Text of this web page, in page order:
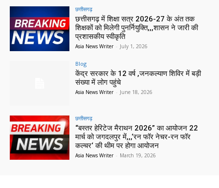
छत्तीसगढ़
छत्तीसगढ़ में शिक्षा सत्र 2026-27 के अंत तक
शिक्षकों को मिलेगी पुनर्नियुक्ति,,,शासन ने जारी की
प्रशासकीय स्वीकृति
Asia News Writer - July 1, 2026
Blog
केंद्र सरकार के 12 वर्ष ,जनकल्याण शिविर में बड़ी
संख्या में लोग पहुंचे
Asia News Writer - June 18, 2026
छत्तीसगढ़
“बस्तर हेरिटेज मैराथन 2026” का आयोजन 22
मार्च को जगदलपुर में,,,‘रन फॉर नेचर-रन फॉर
कल्चर‘ की थीम पर होगा आयोजन
Asia News Writer - March 19, 2026